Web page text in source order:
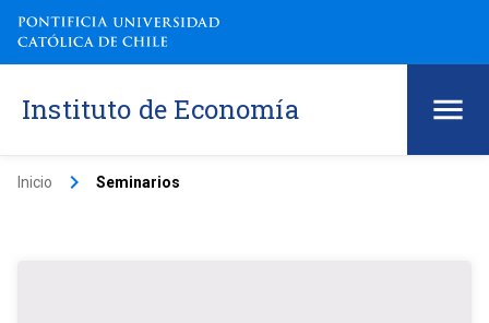
Instituto de Economía
Inicio keyboard_arrow_right Seminarios